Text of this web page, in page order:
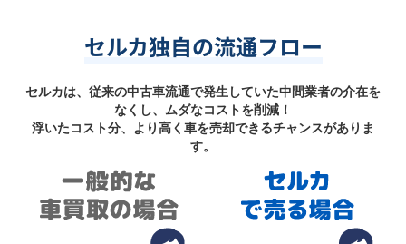
セルカ独自の流通フロー
セルカは、従来の中古車流通で発生していた中間業者の介在を
なくし、ムダなコストを削減！
浮いたコスト分、より高く車を売却できるチャンスがありま
す。